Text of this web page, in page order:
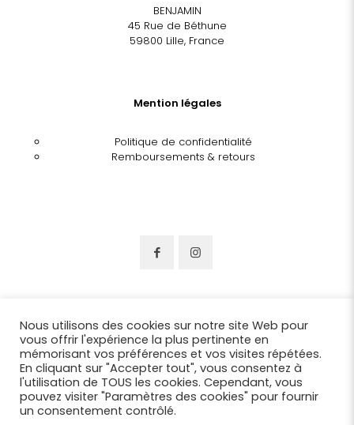
BENJAMIN
45 Rue de Béthune
59800 Lille, France
Mention légales
Politique de confidentialité
Remboursements & retours
Nous utilisons des cookies sur notre site Web pour
vous offrir l'expérience la plus pertinente en
mémorisant vos préférences et vos visites répétées.
En cliquant sur "Accepter tout", vous consentez à
l'utilisation de TOUS les cookies. Cependant, vous
pouvez visiter "Paramètres des cookies" pour fournir
un consentement contrôlé.